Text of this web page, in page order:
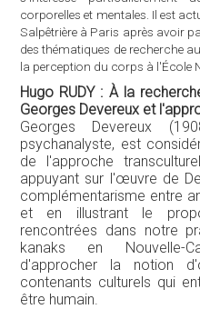
corporelles et mentales. Il est
Salpêtrière à Paris après avoir
des thématiques de recherche
la perception du corps à l'École
Hugo RUDY : À la
Georges Devereux et
Georges Devereux
psychanalyste, est
de l'approche
appuyant sur l'œuvre de
complémentarisme entre
et en illustrant le
rencontrées dans notre
kanaks en Nouvelle-
d'approcher la notion
contenants culturels qui
être humain.